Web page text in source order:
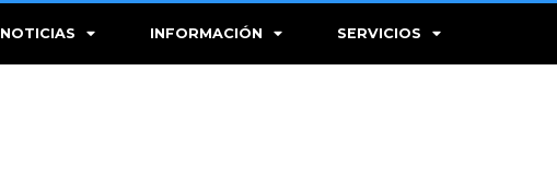
NOTICIAS INFORMACIÓN SERVICIOS